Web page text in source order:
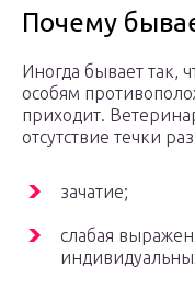
Почему
Иногда бывает так,
особям
приходит.
отсутствие течки
зачатие;
слабая